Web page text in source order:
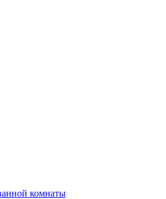
комнаты